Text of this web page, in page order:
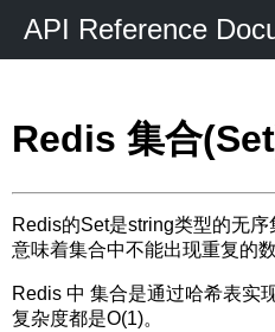
API Reference
Redis 集合
Redis的Set是string类型的无
意味着集合中不能出现重复的数
Redis 中 集合是通过哈希表实
复杂度都是O(1)。